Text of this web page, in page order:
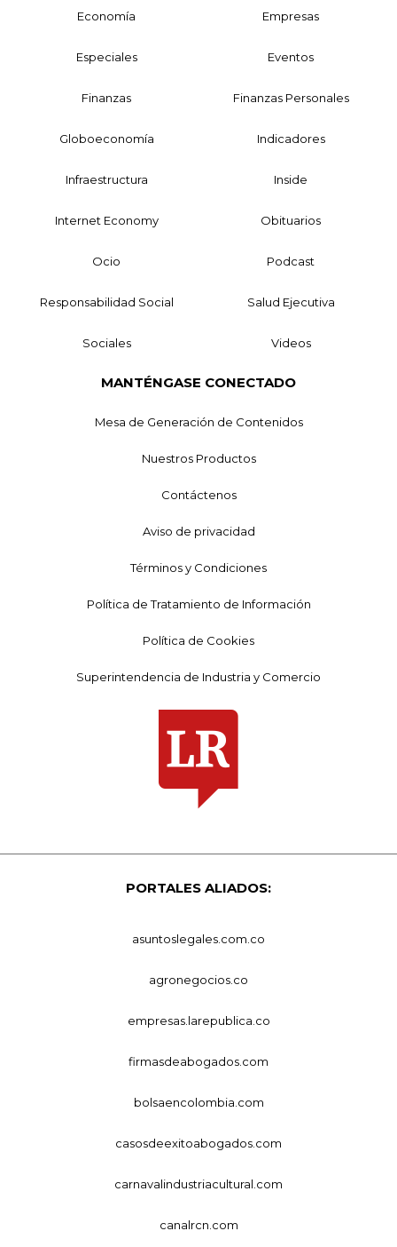
Economía Empresas
Especiales Eventos
Finanzas Finanzas Personales
Globoeconomía Indicadores
Infraestructura Inside
Internet Economy Obituarios
Ocio Podcast
Responsabilidad Social Salud Ejecutiva
Sociales Videos
MANTÉNGASE CONECTADO
Mesa de Generación de Contenidos
Nuestros Productos
Contáctenos
Aviso de privacidad
Términos y Condiciones
Política de Tratamiento de Información
Política de Cookies
Superintendencia de Industria y Comercio
PORTALES ALIADOS:
asuntoslegales.com.co
agronegocios.co
empresas.larepublica.co
firmasdeabogados.com
bolsaencolombia.com
casosdeexitoabogados.com
carnavalindustriacultural.com
canalrcn.com